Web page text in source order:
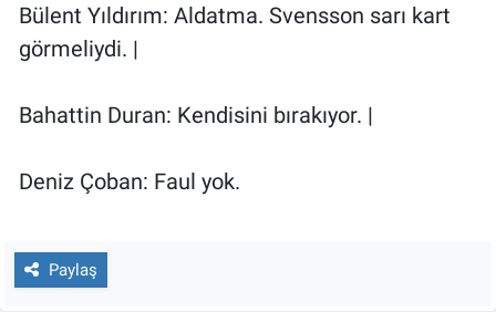
Bülent Yıldırım: Aldatma. Svensson sarı kart
görmeliydi. |
Bahattin Duran: Kendisini bırakıyor. |
Deniz Çoban: Faul yok.
Paylaş